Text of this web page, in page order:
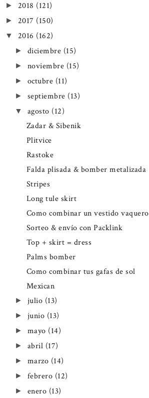
► 2018 (121)
► 2017 (150)
▼ 2016 (162)
► diciembre (15)
► noviembre (15)
► octubre (11)
► septiembre (13)
▼ agosto (12)
Zadar & Sibenik
Plitvice
Rastoke
Falda plisada & bomber metalizada
Stripes
Long tule skirt
Como combinar un vestido vaquero
Sorteo & envío con Packlink
Top + skirt = dress
Palms bomber
Como combinar tus gafas de sol
Mexican
► julio (13)
► junio (13)
► mayo (14)
► abril (17)
► marzo (14)
► febrero (12)
► enero (13)